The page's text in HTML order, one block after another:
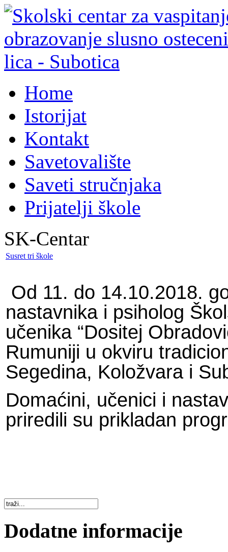
Home
Istorijat
Kontakt
Savetovalište
Saveti stručnjaka
Prijatelji škole
SK-Centar
Susret tri škole
Od 11. do 14.10.2018.
nastavnika i psiholog
učenika “Dositej
Rumuniji u okviru
Segedina, Koložvara i
Domaćini, učenici i
priredili su prikladan
Dodatne informacije